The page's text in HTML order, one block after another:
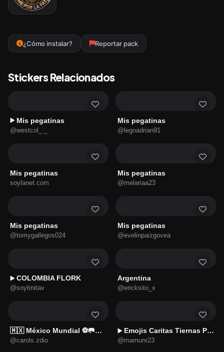
¿Cómo instalar? Reportar pack
Stickers Relacionados
▶️ Mis pegatinas
@westcol_._
Mis pegatinas
@legoadrian91
Mis pegatinas
soylanet.com
Mis pegatinas
@melariaa23
Mis pegatinas
@tomygallegos024
Mis pegatinas
@evelinpaizgovea
▶️ COLOMBIA FLORK
@soytinitav
Argentina
@ericksito_x
🇲🇽 México Mundial ⚽🥅🇲🇽
@carols.zdio
▶️ Emojis Caritas Tiernas Pixel 💕
@mamunr23